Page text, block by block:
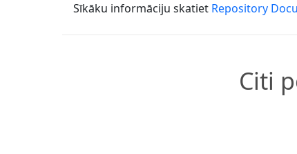
Sīkāku informāciju skatiet Repository
Citi